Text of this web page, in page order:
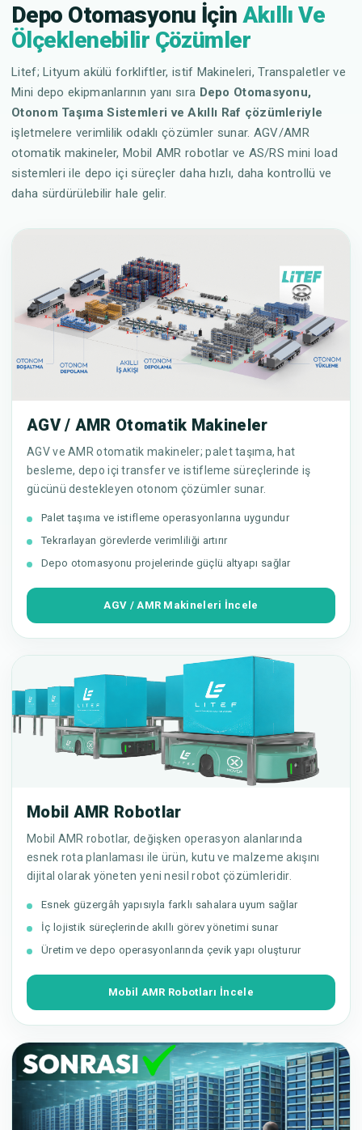
Depo Otomasyonu İçin Akıllı Ve
Ölçeklenebilir Çözümler
Litef; Lityum akülü forkliftler, istif Makineleri, Transpaletler ve
Mini depo ekipmanlarının yanı sıra Depo Otomasyonu,
Otonom Taşıma Sistemleri ve Akıllı Raf çözümleriyle
işletmelere verimlilik odaklı çözümler sunar. AGV/AMR
otomatik makineler, Mobil AMR robotlar ve AS/RS mini load
sistemleri ile depo içi süreçler daha hızlı, daha kontrollü ve
daha sürdürülebilir hale gelir.
AGV / AMR Otomatik Makineler
AGV ve AMR otomatik makineler; palet taşıma, hat
besleme, depo içi transfer ve istifleme süreçlerinde iş
gücünü destekleyen otonom çözümler sunar.
Palet taşıma ve istifleme operasyonlarına uygundur
Tekrarlayan görevlerde verimliliği artırır
Depo otomasyonu projelerinde güçlü altyapı sağlar
AGV / AMR Makineleri İncele
Mobil AMR Robotlar
Mobil AMR robotlar, değişken operasyon alanlarında
esnek rota planlaması ile ürün, kutu ve malzeme akışını
dijital olarak yöneten yeni nesil robot çözümleridir.
Esnek güzergâh yapısıyla farklı sahalara uyum sağlar
İç lojistik süreçlerinde akıllı görev yönetimi sunar
Üretim ve depo operasyonlarında çevik yapı oluşturur
Mobil AMR Robotları İncele